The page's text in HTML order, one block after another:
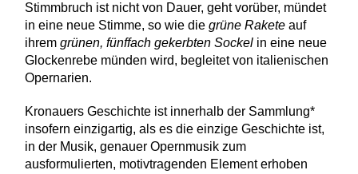
Stimmbruch ist nicht von Dauer, geht vorüber, mündet
in eine neue Stimme, so wie diegrüne Raketeauf
ihremgrünen, fünffach gekerbten Sockel in eine neue
Glockenrebe münden wird, begleitet von italienischen
Opernarien.
Kronauers Geschichte ist innerhalb der Sammlung*
insofern einzigartig, als es die einzige Geschichte ist,
in der Musik, genauer Opernmusik zum
ausformulierten, motivtragenden Element erhoben